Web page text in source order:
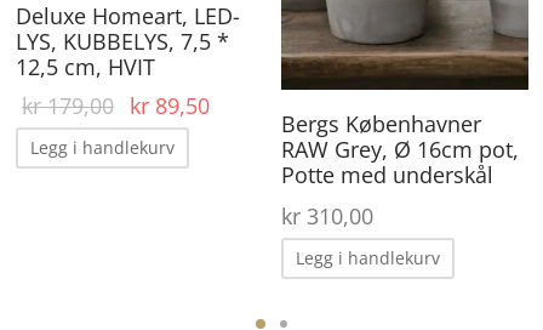
Deluxe Homeart, LED-
LYS, KUBBELYS, 7,5 *
12,5 cm, HVIT
kr179,00
Opprinnelig
pris var:
kr 179,00.
kr89,50
pris er:
kr 89,50.
Legg i handlekurv
Bergs Københavner
RAW Grey, Ø 16cm pot,
Potte med underskål
kr310,00
Legg i handlekurv